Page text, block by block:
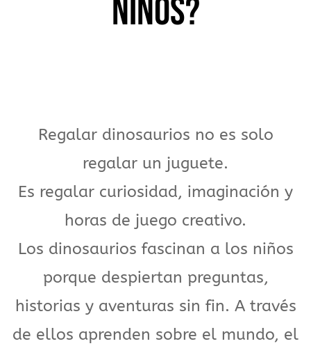
NIÑOS?
Regalar dinosaurios no es solo
regalar un juguete.
Es regalar curiosidad, imaginación y
horas de juego creativo.
Los dinosaurios fascinan a los niños
porque despiertan preguntas,
historias y aventuras sin fin. A través
de ellos aprenden sobre el mundo, el